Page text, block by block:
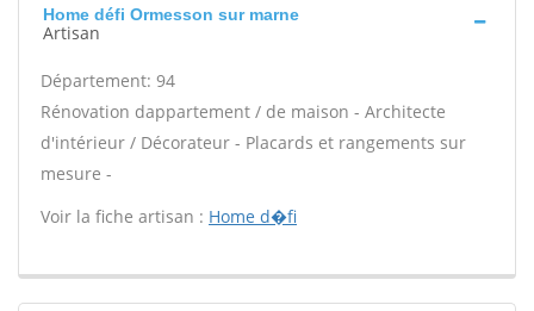
Home défi Ormesson sur marne
Artisan
Département: 94
Rénovation dappartement / de maison - Architecte
d'intérieur / Décorateur - Placards et rangements sur
mesure -
Voir la fiche artisan : Home d�fi